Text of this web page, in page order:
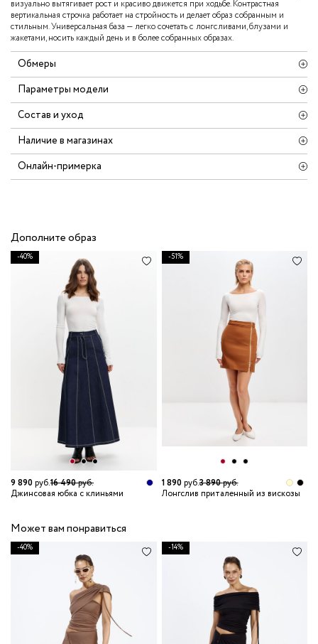
визуально вытягивает рост и красиво движется при ходьбе. Контрастная
вертикальная строчка работает на стройность и делает образ собранным и
стильным. Универсальная база — легко сочетать с лонгсливами, блузами и
жакетами, носить каждый день и в более собранных образах.
Обмеры
Параметры модели
Состав и уход
Наличие в магазинах
Онлайн-примерка
Дополните образ
-40%
9 890руб.16 490руб.
Джинсовая юбка с клиньями
-51%
1 890руб.3 890руб.
Лонгслив приталенный из вискозы
Может вам понравиться
-40% -14%